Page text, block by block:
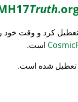
Truth
کرد و وقت خود
است.
تعطیل شده است.